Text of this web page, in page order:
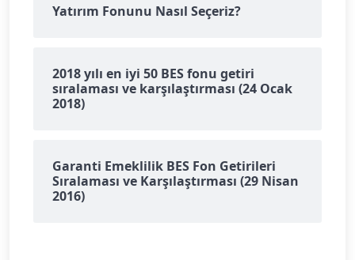
Yatırım Fonunu Nasıl Seçeriz?
2018 yılı en iyi 50 BES fonu getiri
sıralaması ve karşılaştırması (24 Ocak
2018)
Garanti Emeklilik BES Fon Getirileri
Sıralaması ve Karşılaştırması (29 Nisan
2016)